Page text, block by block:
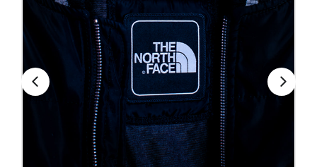
Bebidas
Bolsos, Maletines y Loncheras
Botellas CAMELBAK ®
Ceramica
Comestibles
Cuidado Personal
CONTACTO
FESTIVIDADES